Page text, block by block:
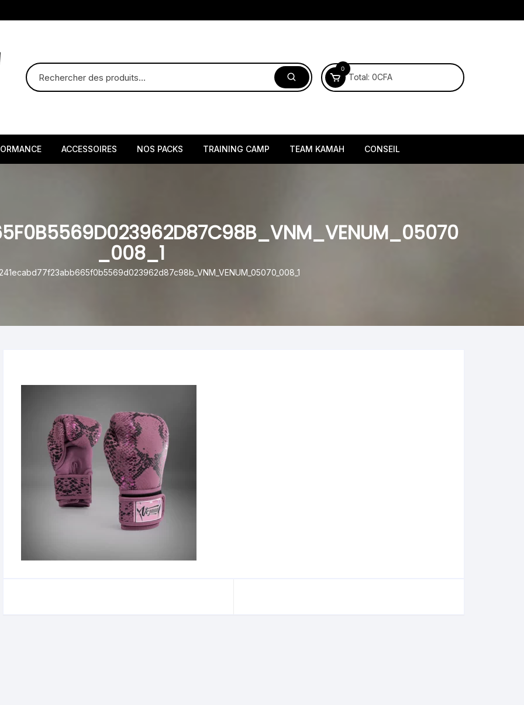
0
Total: 0CFA
ACCESSOIRES NOS PACKS TRAINING CAMP TEAM KAMAH CONSEIL
_008_1
241ecabd77f23abb665f0b5569d023962d87c98b_VNM_VENUM_05070_008_1